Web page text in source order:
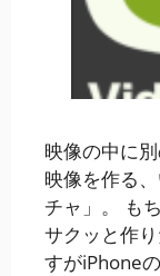
映像の中に
映像を作る
チャ」。 も
サクッと作
すがiPhone